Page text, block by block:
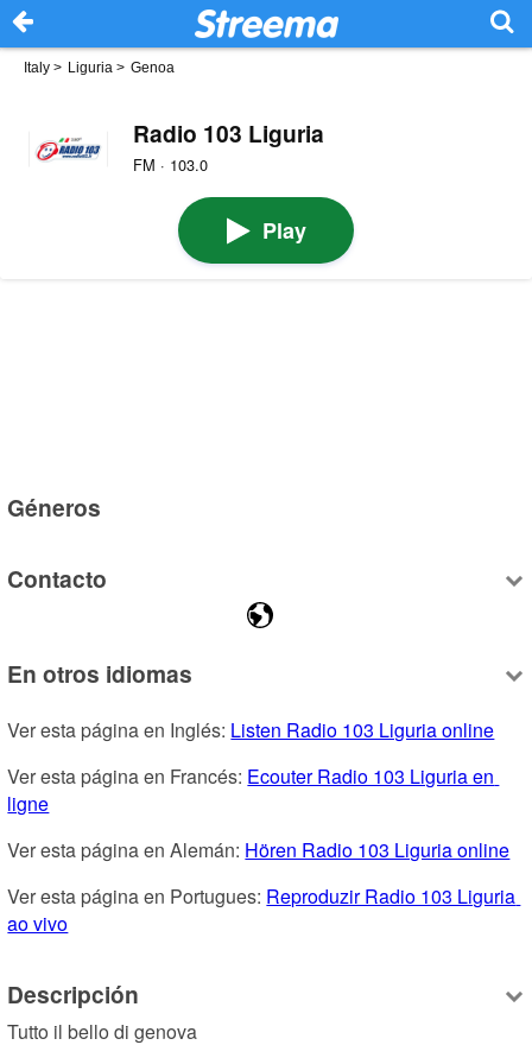
Italy > Liguria > Genoa
Radio 103 Liguria
FM · 103.0
Play
Géneros
Contacto
En otros idiomas
Ver esta página en Inglés: Listen Radio 103 Liguria online
Ver esta página en Francés: Ecouter Radio 103 Liguria en
ligne
Ver esta página en Alemán: Hören Radio 103 Liguria online
Ver esta página en Portugues: Reproduzir Radio 103 Liguria
ao vivo
Descripción
Tutto il bello di genova